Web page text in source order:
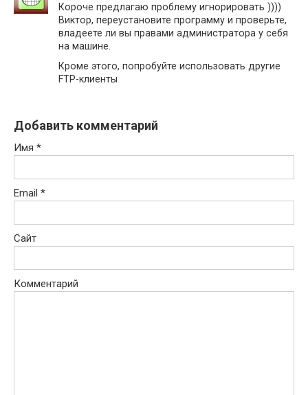
Короче предлагаю проблему игнорировать ))))
Виктор, переустановите программу и проверьте,
владеете ли вы правами администратора у себя
на машине.
Кроме этого, попробуйте использовать другие
FTP-клиенты
Добавить комментарий
Имя *
Email *
Сайт
Комментарий